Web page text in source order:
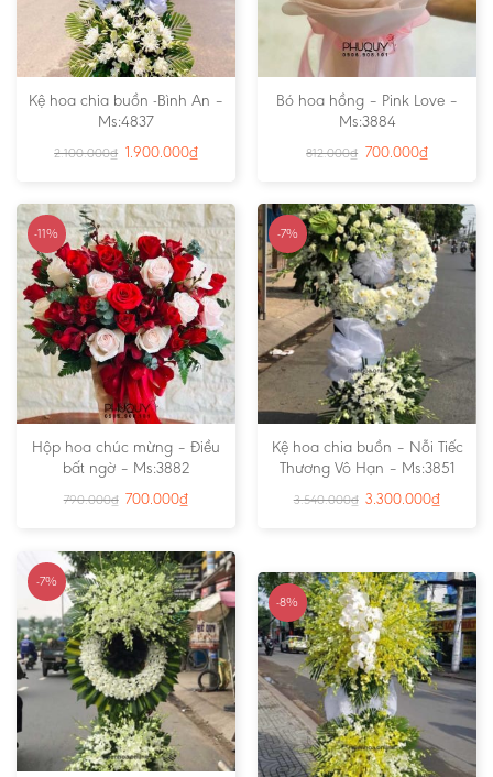
Kệ hoa chia buồn -Bình An –
Ms:4837
2.100.000₫ 1.900.000₫
Bó hoa hồng – Pink Love –
Ms:3884
812.000₫ 700.000₫
-11%
Hộp hoa chúc mừng – Điều
bất ngờ – Ms:3882
790.000₫ 700.000₫
-7%
Kệ hoa chia buồn – Nỗi Tiếc
Thương Vô Hạn – Ms:3851
3.540.000₫ 3.300.000₫
-7%
-8%